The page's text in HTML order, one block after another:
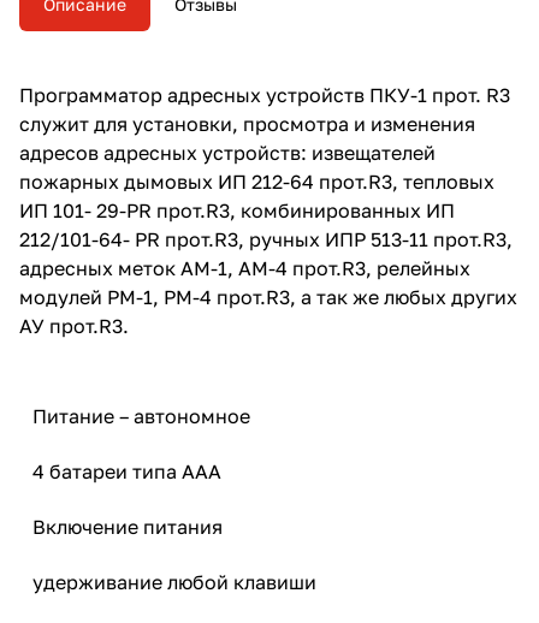
Программатор адресных устройств ПКУ-1 прот. R3
служит для установки, просмотра и изменения
адресов адресных устройств: извещателей
пожарных дымовых ИП 212-64 прот.R3, тепловых
ИП 101- 29-PR прот.R3, комбинированных ИП
212/101-64- PR прот.R3, ручных ИПР 513-11 прот.R3,
адресных меток АМ-1, АМ-4 прот.R3, релейных
модулей РМ-1, РМ-4 прот.R3, а так же любых других
АУ прот.R3.
Питание – автономное
4 батареи типа ААА
Включение питания
удерживание любой клавиши